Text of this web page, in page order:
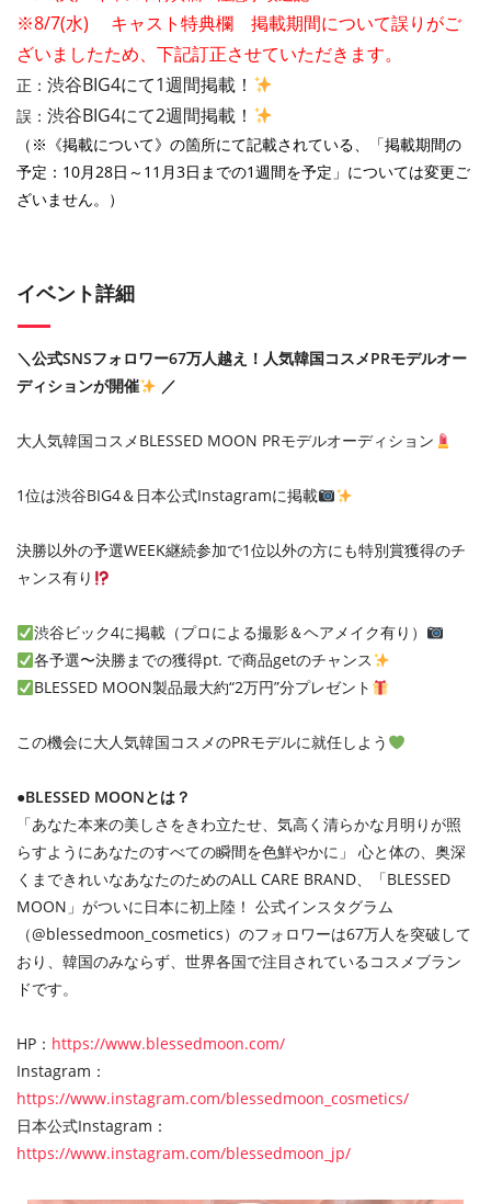
※8/7(水) キャスト特典欄 掲載期間について誤りがご
ざいましたため、下記訂正させていただきます。
正： 渋谷BIG4にて1週間掲載！
誤： 渋谷BIG4にて2週間掲載！
（※ 《掲載について》の箇所にて記載されている、「掲載期間の
予定：10月28日～11月3日までの1週間を予定」については変更ご
ざいません。）
イベント詳細
＼公式SNSフォロワー67万人越え！人気韓国コスメPRモデルオー
ディションが開催
／
大人気韓国コスメBLESSED MOON PRモデルオーディション
1位は渋谷BIG4＆日本公式Instagramに掲載
決勝以外の予選WEEK継続参加で1位以外の方にも特別賞獲得のチ
ャンス有り
渋谷ビック4に掲載（プロによる撮影＆ヘアメイク有り）
各予選〜決勝までの獲得pt. で商品getのチャンス
BLESSED MOON製品最大約“2万円”分プレゼント
この機会に大人気韓国コスメのPRモデルに就任しよう
●BLESSED MOONとは？
「あなた本来の美しさをきわ立たせ、気高く清らかな月明りが照
らすようにあなたのすべての瞬間を色鮮やかに」 心と体の、奥深
くまできれいなあなたのためのALL CARE BRAND、「BLESSED
MOON」がついに日本に初上陸！ 公式インスタグラム
（@blessedmoon_cosmetics）のフォロワーは67万人を突破して
おり、韓国のみならず、世界各国で注目されているコスメブラン
ドです。
HP： https://www.blessedmoon.com/
Instagram：
https://www.instagram.com/blessedmoon_cosmetics/
日本公式Instagram：
https://www.instagram.com/blessedmoon_jp/